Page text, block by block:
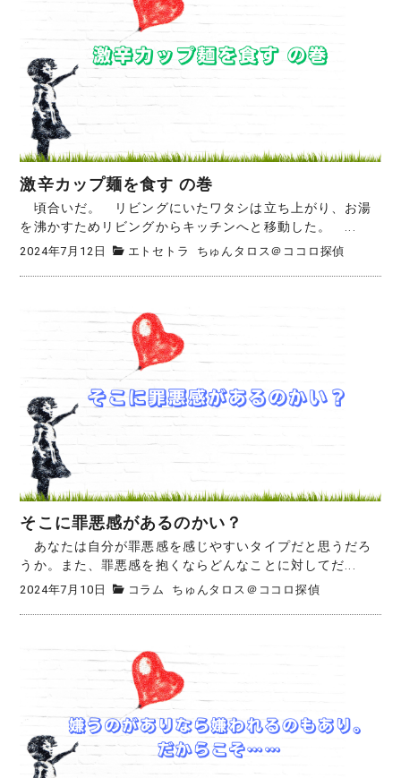
激辛カップ麺を食す の巻
頃合いだ。 リビングにいたワタシは立ち上がり、お湯
を沸かすためリビングからキッチンへと移動した。 ...
2024年7月12日 エトセトラ ちゅんタロス＠ココロ探偵
そこに罪悪感があるのかい？
あなたは自分が罪悪感を感じやすいタイプだと思うだろ
うか。また、罪悪感を抱くならどんなことに対してだ...
2024年7月10日 コラム ちゅんタロス＠ココロ探偵